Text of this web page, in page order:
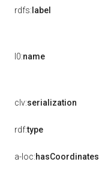
rdfs: label
l0:name
clv:serialization
rdf:type
a-loc:hasCoordinates